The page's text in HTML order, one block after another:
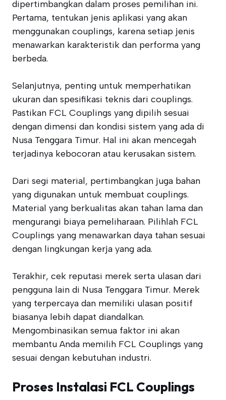
dipertimbangkan dalam proses pemilihan ini.
Pertama, tentukan jenis aplikasi yang akan
menggunakan couplings, karena setiap jenis
menawarkan karakteristik dan performa yang
berbeda.
Selanjutnya, penting untuk memperhatikan
ukuran dan spesifikasi teknis dari couplings.
Pastikan FCL Couplings yang dipilih sesuai
dengan dimensi dan kondisi sistem yang ada di
Nusa Tenggara Timur. Hal ini akan mencegah
terjadinya kebocoran atau kerusakan sistem.
Dari segi material, pertimbangkan juga bahan
yang digunakan untuk membuat couplings.
Material yang berkualitas akan tahan lama dan
mengurangi biaya pemeliharaan. Pilihlah FCL
Couplings yang menawarkan daya tahan sesuai
dengan lingkungan kerja yang ada.
Terakhir, cek reputasi merek serta ulasan dari
pengguna lain di Nusa Tenggara Timur. Merek
yang terpercaya dan memiliki ulasan positif
biasanya lebih dapat diandalkan.
Mengombinasikan semua faktor ini akan
membantu Anda memilih FCL Couplings yang
sesuai dengan kebutuhan industri.
Proses Instalasi FCL Couplings